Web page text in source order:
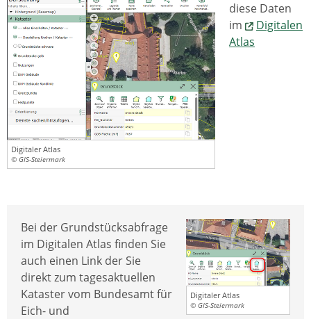
Digitaler Atlas
© GIS-Steiermark
diese Daten
im
Digitalen
Atlas
Digitaler Atlas
© GIS-Steiermark
Bei der Grundstücksabfrage
im Digitalen Atlas finden Sie
auch einen Link der Sie
direkt zum tagesaktuellen
Kataster vom Bundesamt für
Eich- und